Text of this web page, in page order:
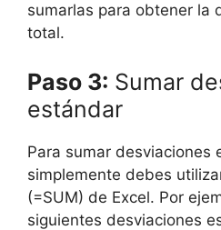
sumarlas para obtener la
total.
Paso 3: Sumar
estándar
Para sumar desviaciones
simplemente debes
(=SUM) de Excel. Por
siguientes desviaciones